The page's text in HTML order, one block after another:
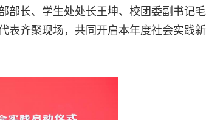
部长、学生处处长王坤、校团委副书记毛
表齐聚现场，共同开启本年度社会实践新